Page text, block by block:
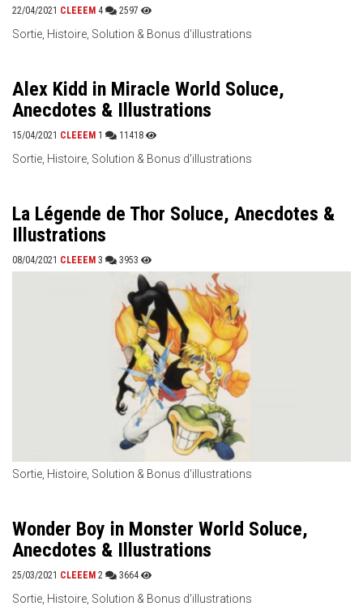
22/04/2021 CLEEEM 4 2597
Sortie, Histoire, Solution & Bonus d'illustrations
Alex Kidd in Miracle World Soluce,
Anecdotes & Illustrations
15/04/2021 CLEEEM 1 11418
Sortie, Histoire, Solution & Bonus d'illustrations
La Légende de Thor Soluce, Anecdotes &
Illustrations
08/04/2021 CLEEEM 3 3953
Sortie, Histoire, Solution & Bonus d'illustrations
Wonder Boy in Monster World Soluce,
Anecdotes & Illustrations
25/03/2021 CLEEEM 2 3664
Sortie, Histoire, Solution & Bonus d'illustrations